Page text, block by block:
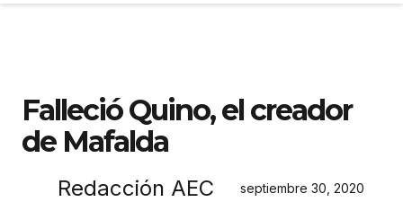
Falleció Quino, el creador
de Mafalda
Redacción AEC septiembre 30, 2020